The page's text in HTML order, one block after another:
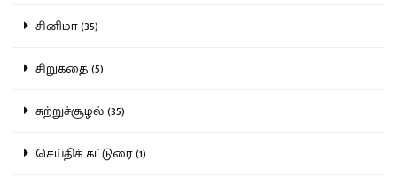
சினிமா (35)
சிறுகதை (5)
சுற்றுச்சூழல் (35)
செய்திக் கட்டுரை (1)